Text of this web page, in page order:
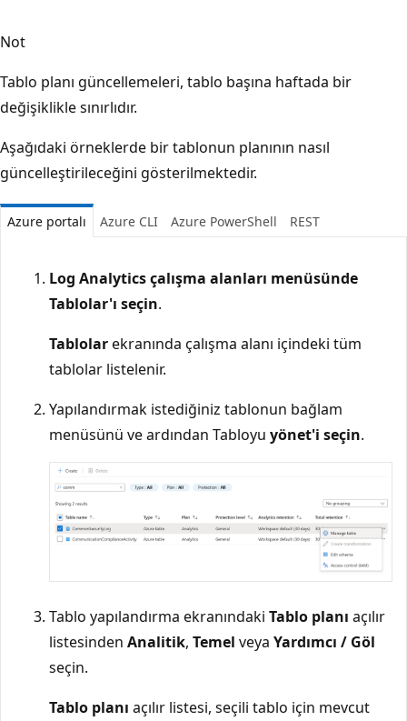
Not
Tablo planı güncellemeleri, tablo başına haftada bir
değişiklikle sınırlıdır.
Aşağıdaki örneklerde bir tablonun planının nasıl
güncelleştirileceğini gösterilmektedir.
Azure portalı Azure CLI Azure PowerShell REST
Log Analytics çalışma alanları menüsünde
Tablolar'ı seçin.
Tablolarekranında çalışma alanı içindeki tüm
tablolar listelenir.
Yapılandırmak istediğiniz tablonun bağlam
menüsünü ve ardından Tabloyu yönet'i seçin.
Tablo yapılandırma ekranındaki Tablo planı açılır
listesinden Analitik, Temel veya Yardımcı / Göl
seçin.
Tablo planı açılır listesi, seçili tablo için mevcut